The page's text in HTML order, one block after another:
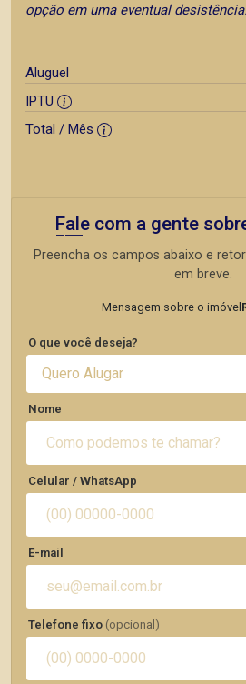
opção em uma eventual desistência.
Aluguel
IPTU
Total / Mês
Fale com a gente
Preencha os campos abaixo e
em breve.
Mensagem sobre o imóvel
O que você deseja?
Quero Alugar
Nome
Celular / WhatsApp
E-mail
Telefone fixo (opcional)